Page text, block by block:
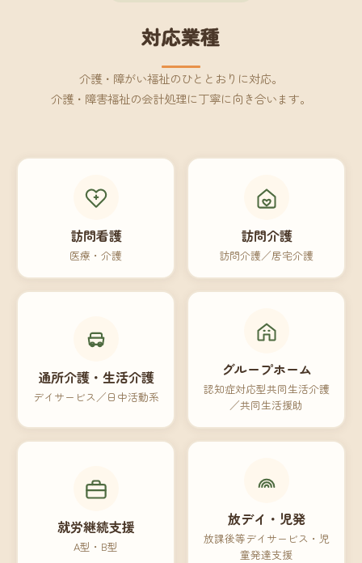
対応業種
介護・障がい福祉のひととおりに対応。
介護・障害福祉の会計処理に丁寧に向き合います。
訪問看護
医療・介護
訪問介護
訪問介護／居宅介護
通所介護・生活介護
デイサービス／日中活動系
グループホーム
認知症対応型共同生活介護
／共同生活援助
就労継続支援
A型・B型
放デイ・児発
放課後等デイサービス・児
童発達支援